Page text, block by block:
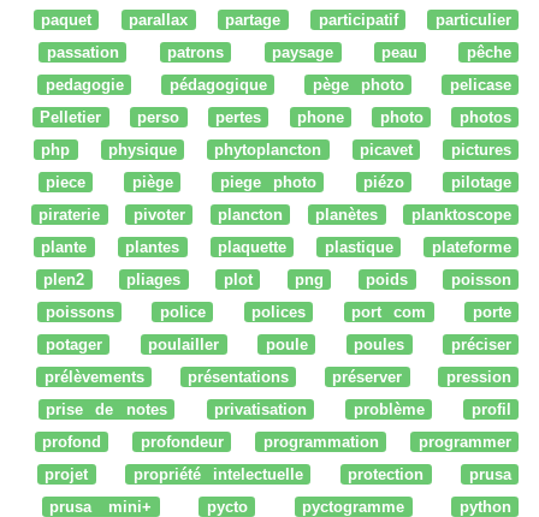
paquet
parallax partage participatif
particulier
passation
patrons paysage peau
pêche
pedagogie
pédagogique pège photo
pelicase
Pelletier
perso pertes phone photo
photos
php
physique phytoplancton picavet
pictures
piece
piège piege photo piézo
pilotage
piraterie
pivoter plancton planètes
planktoscope
plante
plantes plaquette plastique
plateforme
plen2
pliages plot png poids
poisson
poissons
police polices port com
porte
potager
poulailler poule poules
préciser
prélèvements
présentations préserver
pression
prise de notes
privatisation problème
profil
profond
profondeur programmation
programmer
projet
propriété intelectuelle protection
prusa
prusa mini+
pycto pyctogramme
python